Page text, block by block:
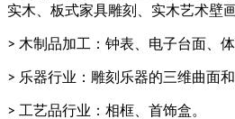
实木、板式家具雕刻、实木艺术壁画
> 木制品加工：钟表、电子台面、
> 乐器行业：雕刻乐器的三维曲面和
> 工艺品行业：相框、首饰盒。